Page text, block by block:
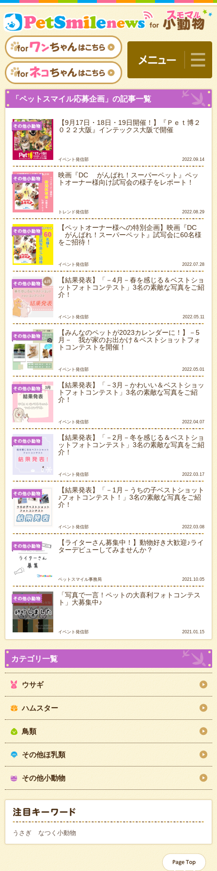
「ペットスマイル応募企画
【9月17日・18日・19日開催！】『Ｐｅｔ博２
０２２大阪』インテックス大阪で開催
イベント発信部 2022.09.14
映画『DC がんばれ！スーパーペット』ペッ
トオーナー様向け試写会の様子をレポート！
トレンド発信部 2022.08.29
【ペットオーナー様への特別企画】映画『DC
がんばれ！スーパーペット』試写会に60名様
をご招待！
イベント発信部 2022.07.28
【結果発表】「－4月－春を感じる＆ベストショ
ットフォトコンテスト」3名の素敵な写真をご紹
介！
イベント発信部 2022.05.11
【みんなのペットが2023カレンダーに！】－5
月－ 我が家のお出かけ＆ベストショットフォ
トコンテストを開催！
イベント発信部 2022.05.01
【結果発表】「－3月－かわいい＆ベストショッ
トフォトコンテスト」3名の素敵な写真をご紹
介！
イベント発信部 2022.04.07
【結果発表】「－2月－冬を感じる＆ベストショ
ットフォトコンテスト」3名の素敵な写真をご紹
介！
イベント発信部 2022.03.17
【結果発表】「－1月－うちの子ベストショット
♪フォトコンテスト！」3名の素敵な写真をご紹
介！
イベント発信部 2022.03.08
【ライターさん募集中！】動物好き大歓迎♪ライ
ターデビューしてみませんか？
ペットスマイル事務局 2021.10.05
「写真で一言！ペットの大喜利フォトコンテス
ト」大募集中♪
イベント発信部 2021.01.15
ウサギ
ハムスター
鳥類
その他ほ乳類
その他小動物
うさぎ なつく小動物